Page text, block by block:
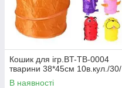
Кошик для ігр.BT-TB-0004
тварини 38*45см 10в.кул./30/
В наявності